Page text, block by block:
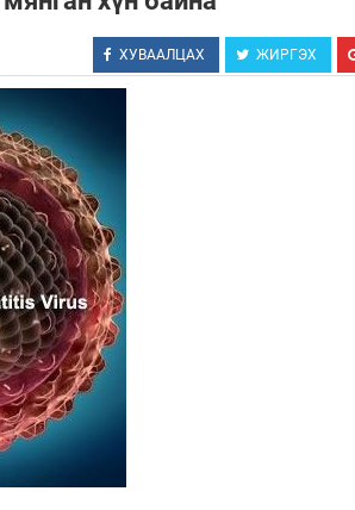
ХУВААЛЦАХ ЖИРГЭХ